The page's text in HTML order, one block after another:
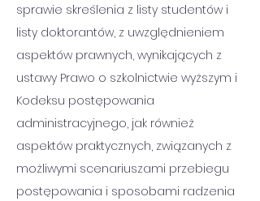
sprawie skreślenia z listy studentów i
listy doktorantów, z uwzględnieniem
aspektów prawnych, wynikających z
ustawy Prawo o szkolnictwie wyższym i
Kodeksu postępowania
administracyjnego, jak również
aspektów praktycznych, związanych z
możliwymi scenariuszami przebiegu
postępowania i sposobami radzenia